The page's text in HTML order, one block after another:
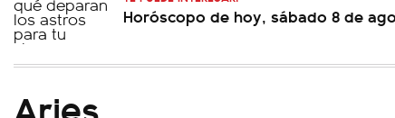
Horóscopo de hoy, sábado 8 de
Aries